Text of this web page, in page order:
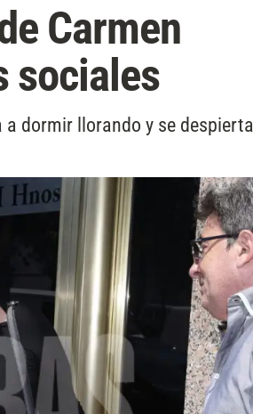
Carmen
sociales
dormir llorando y se despierta